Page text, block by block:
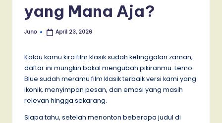
yang Mana Aja?
Posted
Juno April 23, 2026
Kalau kamu kira film klasik sudah ketinggalan zaman,
daftar ini mungkin bakal mengubah pikiranmu. Lemo
Blue sudah meramu film klasik terbaik versi kami yang
ikonik, menyimpan pesan, dan emosi yang masih
relevan hingga sekarang.
Siapa tahu, setelah menonton beberapa judul di